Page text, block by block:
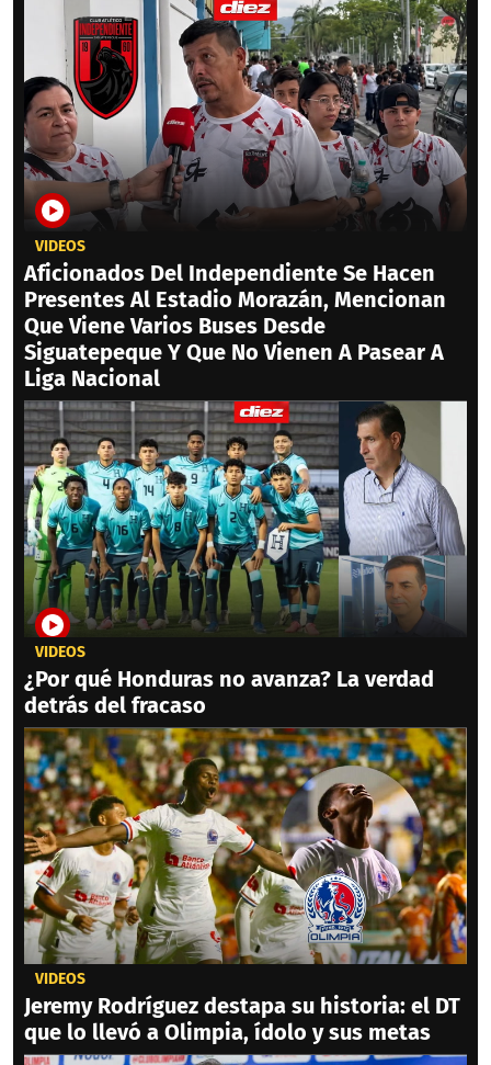
VIDEOS
Aficionados Del Independiente Se Hacen
Presentes Al Estadio Morazán, Mencionan
Que Viene Varios Buses Desde
Siguatepeque Y Que No Vienen A Pasear A
Liga Nacional
VIDEOS
¿Por qué Honduras no avanza? La verdad
detrás del fracaso
VIDEOS
Jeremy Rodríguez destapa su historia: el DT
que lo llevó a Olimpia, ídolo y sus metas